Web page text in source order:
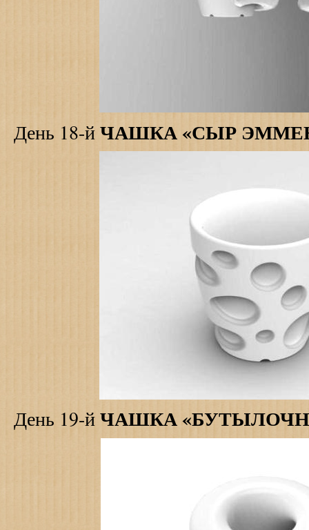
День 18-йЧАШКА «СЫР
День 19-йЧАШКА